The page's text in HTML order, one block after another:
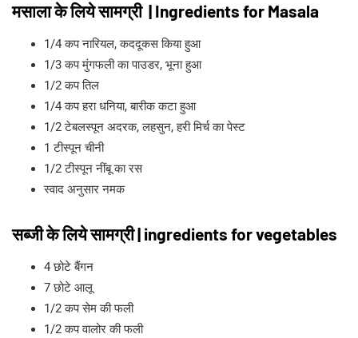
मसाला के लिये सामग्री | Ingredients for Masala
1/4 कप नारियल, कद‍दूकस किया हुआ
1/3 कप मुंगफली का पाउडर, भूना हुआ
1/2 कप तिल
1/4 कप हरा धनिया, बारीक कटा हुआ
1/2 टेबलस्पून अदरक, लहसुन, हरी मिर्च का पेस्ट
1 टीस्पून चीनी
1/2 टीस्पून नींबू का रस
स्वाद अनुसार नमक
सब्जी के लिये सामग्री | ingredients for vegetables
4 छोटे बैंगन
7 छोटे आलू
1/2 कप सेम की फली
1/2 कप वालोर की फली